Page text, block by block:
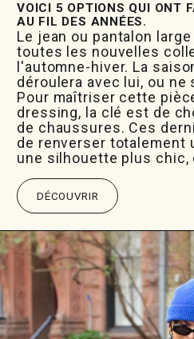
VOICI 5 OPTIONS QUI ONT
AU FIL DES ANNÉES.
Le jean ou pantalon
toutes les nouvelles
l'automne-hiver. La
déroulera avec lui, ou ne
Pour maîtriser cette
dressing, la clé est de
de chaussures. Ces
de renverser totalement
une silhouette plus chic,
DÉCOUVRIR